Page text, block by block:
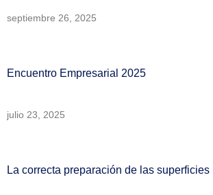
septiembre 26, 2025
Encuentro Empresarial 2025
julio 23, 2025
La correcta preparación de las superficies